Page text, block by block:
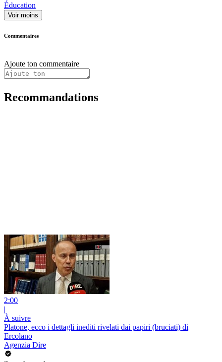
Éducation
Voir moins
Commentaires
Ajoute ton commentaire
Recommandations
2:00
|
À suivre
Platone, ecco i dettagli inediti rivelati dai papiri (bruciati) di
Ercolano
Agenzia Dire